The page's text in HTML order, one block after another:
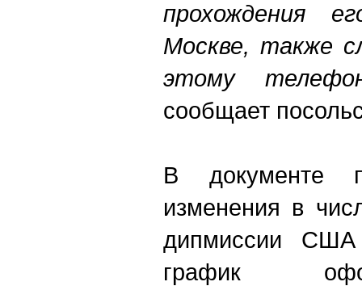
прохождения
Москве, также
этому
сообщает
В документе
изменения в
дипмиссии США
график